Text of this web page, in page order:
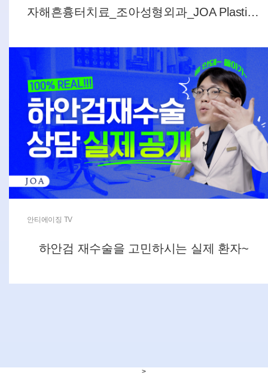
자해흔흉터치료_조아성형외과_JOA Plastic Surgery_Scar Treatment
안티에이징 TV
하안검 재수술을 고민하시는 실제 환자~
>